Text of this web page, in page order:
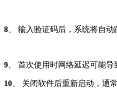
8 、 输入验证码后，系统将自动
9 、 首次使用时网络延迟可能导
10 、 关闭软件后重新启动，通